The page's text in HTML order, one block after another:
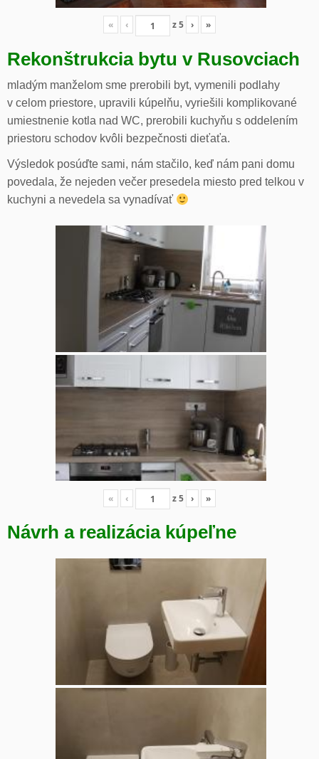
« ‹ z5 › »
Rekonštrukcia bytu v Rusovciach
mladým manželom sme prerobili byt, vymenili podlahy
v celom priestore, upravili kúpelňu, vyriešili komplikované
umiestnenie kotla nad WC, prerobili kuchyňu s oddelením
priestoru schodov kvôli bezpečnosti dieťaťa.
Výsledok posúďte sami, nám stačilo, keď nám pani domu
povedala, že nejeden večer presedela miesto pred telkou v
kuchyni a nevedela sa vynadívať
« ‹ z5 › »
Návrh a realizácia kúpeľne